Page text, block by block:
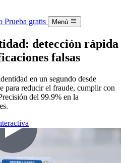
Prueba gratis Menú
detección rápida
falsas
en un segundo desde
para reducir el fraude, cumplir con
del 99.9% en la